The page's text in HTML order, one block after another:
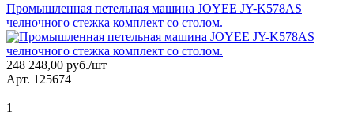
Промышленная петельная машина JOYEE JY-K578AS
челночного стежка комплект со столом.
248 248,00 руб./шт
Арт. 125674
1